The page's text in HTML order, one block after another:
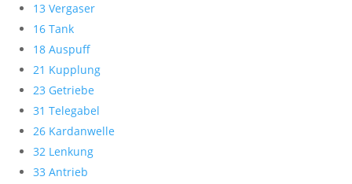
13 Vergaser
16 Tank
18 Auspuff
21 Kupplung
23 Getriebe
31 Telegabel
26 Kardanwelle
32 Lenkung
33 Antrieb